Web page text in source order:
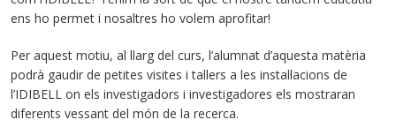
ens ho permet i nosaltres ho volem aprofitar!
Per aquest motiu, al llarg del curs, l’alumnat d’aquesta matèria
podrà gaudir de petites visites i tallers a les instal·lacions de
l’IDIBELL on els investigadors i investigadores els mostraran
diferents vessant del món de la recerca.